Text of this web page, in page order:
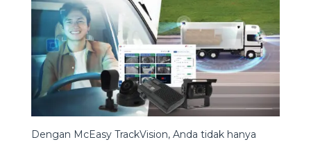
Dengan McEasy TrackVision, Anda tidak hanya